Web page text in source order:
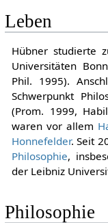
Leben
Hübner studierte
Universitäten
Phil. 1995).
Schwerpunkt
(Prom. 1999,
waren vor allem
Honnefelder. Seit
Philosophie,
der Leibniz
Philosophie